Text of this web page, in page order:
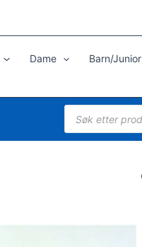
Dame Barn/Junior
Products
search